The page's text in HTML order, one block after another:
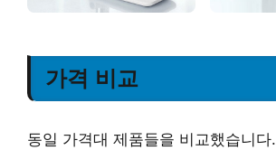
가격 비교
동일 가격대 제품들을 비교했습니다.